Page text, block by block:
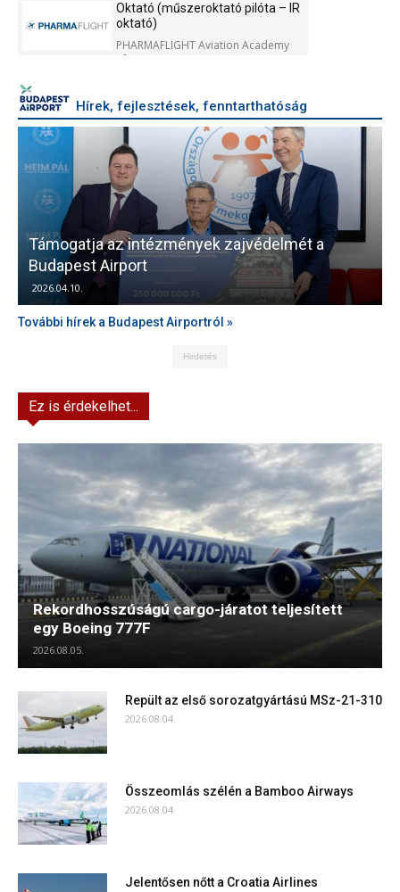
Oktató (műszeroktató pilóta – IR
oktató)
PHARMAFLIGHT Aviation Academy
Kft.
Hírek, fejlesztések, fenntarthatóság
Támogatja az intézmények zajvédelmét a
Budapest Airport
2026.04.10.
További hírek a Budapest Airportról »
Hirdetés
Ez is érdekelhet...
Rekordhosszúságú cargo-járatot teljesített
egy Boeing 777F
2026.08.05.
Repült az első sorozatgyártású MSz-21-310
2026.08.04.
Összeomlás szélén a Bamboo Airways
2026.08.04.
Jelentősen nőtt a Croatia Airlines